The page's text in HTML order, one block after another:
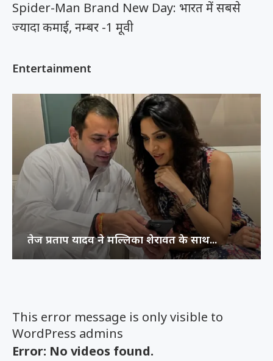
This error message is only visible to
WordPress admins
Error: No videos found.
Spider-Man Brand New Day: भारत में सबसे
ज्यादा कमाई, नम्बर -1 मूवी
Entertainment
तेज प्रताप यादव ने मल्लिका शेरावत के साथ...